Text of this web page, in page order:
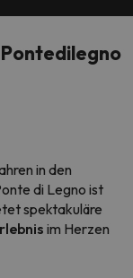
in den
di Legno ist
spektakuläre
im Herzen